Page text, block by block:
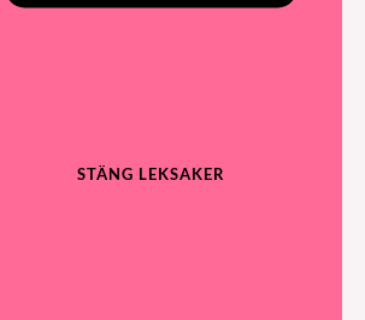
STÄNG LEKSAKER